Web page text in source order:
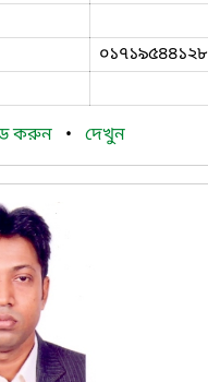
০১৭১৯৫৪৪১২৮
করুন • দেখুন